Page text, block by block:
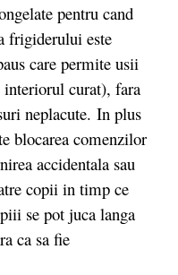
pentru cand
frigiderului este
care permite usii
interiorul curat), fara
neplacute. In plus
blocarea comenzilor
accidentala sau
copii in timp ce
se pot juca langa
ca sa fie